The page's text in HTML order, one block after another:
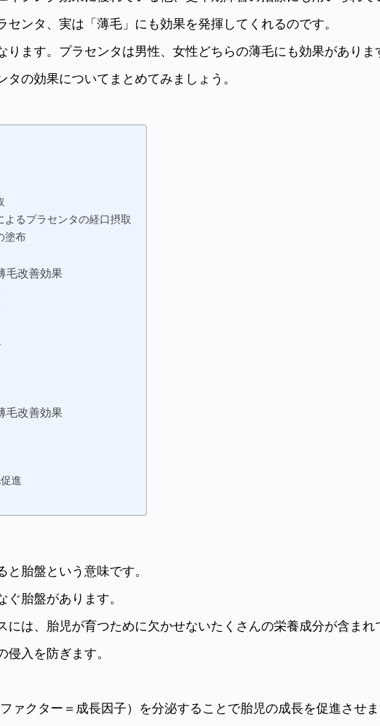
ンタ、実は「薄毛」にも効果を発揮してくれるのです。
ます。プラセンタは男性、女性どちらの薄毛にも効果がありま
の効果についてまとめてみましょう。
るプラセンタの経口摂取
塗布
毛改善効果
毛改善効果
進
胎盤という意味です。
胎盤があります。
には、胎児が育つために欠かせないたくさんの栄養成分が含まれ
入を防ぎます。
ァクター＝成長因子）を分泌することで胎児の成長を促進させま